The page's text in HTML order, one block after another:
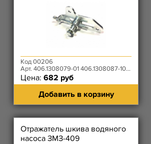
Код 00206
Арт. 406.1308079-01 406.1308087-10 406.1308095-10/90-01
Цена: 682 руб
Добавить в корзину
Отражатель шкива водяного
насоса ЗМЗ-409